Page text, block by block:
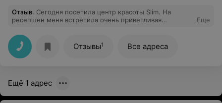
Отзыв. Сегодня посетила центр красоты Slim. На
ресепшен меня встретила очень приветливая
вниманием. Массажист Анастасия очень
профессионально провела массаж, дала несколько
важных советов. Даже после одного сеанса я
почувствовала себя лучше, уменьшились зажимы в
Еще
Отзывы1 Все адреса
Ещё 1 адрес